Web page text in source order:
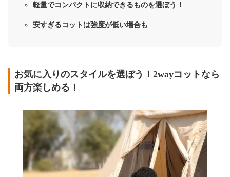
軽量でコンパクトに収納できるものを選ぼう！
安すぎるコットは強度が低い場合も
お気に入りのスタイルを選ぼう！2wayコットなら
両方楽しめる！